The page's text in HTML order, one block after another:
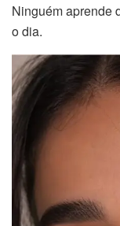
Ninguém aprende
o dia.